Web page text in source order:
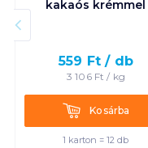
kakaós krémmel
559 Ft / db
3 106Ft / kg
KosárbaKosárba
1 karton = 12 db